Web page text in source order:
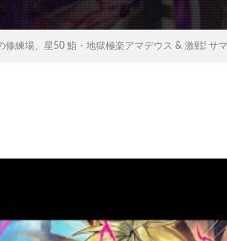
修練場、星50 鮨・地獄極楽アマデウス & 激戦!